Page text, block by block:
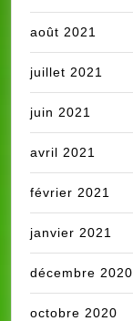
août 2021
juillet 2021
juin 2021
avril 2021
février 2021
janvier 2021
décembre 2020
octobre 2020